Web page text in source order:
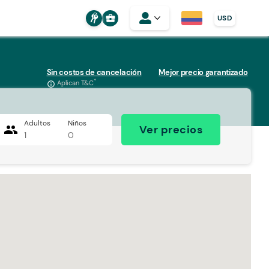
business_center USD
Sin costos de cancelación
info_outline Aplican T&C*
Mejor precio garantizado
people Adultos
1
Niños
0 Ver precios